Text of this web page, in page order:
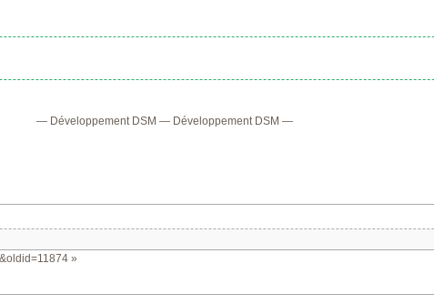
— Développement DSM — Développement DSM —
»